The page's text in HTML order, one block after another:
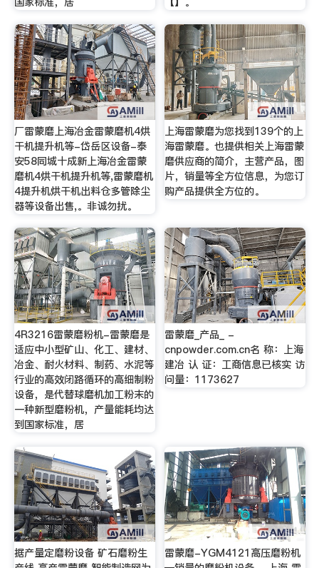
厂雷蒙磨上海冶金雷蒙磨机4烘
干机提升机等-岱岳区设备-泰
安58同城十成新上海冶金雷蒙
磨机4烘干机提升机等,雷蒙磨机
4提升机烘干机出料仓多管除尘
器等设备出售,。非诚勿扰。
上海雷蒙磨为您找到139个的上
海雷蒙磨。也提供相关上海雷蒙
磨供应商的简介，主营产品，图
片，销量等全方位信息，为您订
购产品提供全方位的。
4R3216雷蒙磨粉机-雷蒙磨是
适应中小型矿山、化工、建材、
冶金、耐火材料、制药、水泥等
行业的高效闭路循环的高细制粉
设备，是代替球磨机加工粉末的
一种新型磨粉机，产量能耗均达
到国家标准，居
雷蒙磨_产品_ -
cnpowder.com.cn名 称：上海
建冶 认 证：工商信息已核实 访
问量：1173627
据产量定磨粉设备 矿石磨粉生
雷蒙磨-YGM4121高压磨粉机